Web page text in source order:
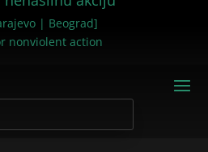
| Beograd]
nonviolent action